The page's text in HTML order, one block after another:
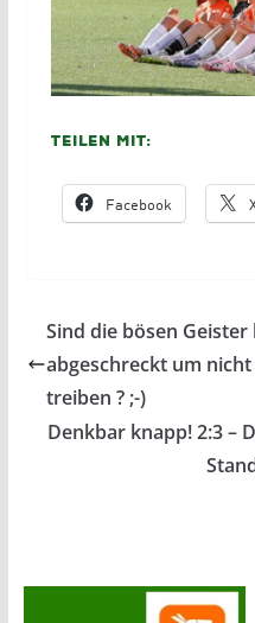
Teilen mit:
Facebook
Sind die bösen
abgeschreckt um
treiben ? ;-)
Denkbar knapp! 2:3 –